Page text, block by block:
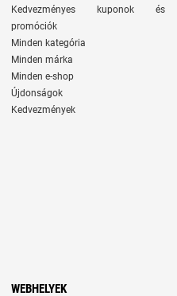
Kedvezményes kuponok és
promóciók
Minden kategória
Minden márka
Minden e-shop
Újdonságok
Kedvezmények
WEBHELYEK